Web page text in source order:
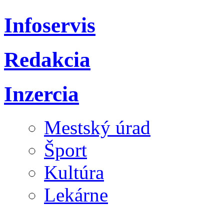
Infoservis
Redakcia
Inzercia
Mestský úrad
Šport
Kultúra
Lekárne